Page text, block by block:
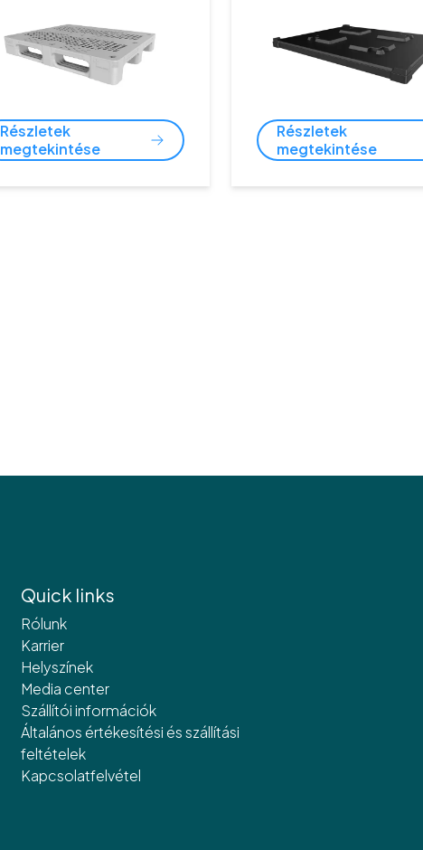
Részletek
megtekintése
Részletek
megtekintése
Quick links
Rólunk
Karrier
Helyszínek
Media center
Szállítói információk
Általános értékesítési és szállítási
feltételek
Kapcsolatfelvétel